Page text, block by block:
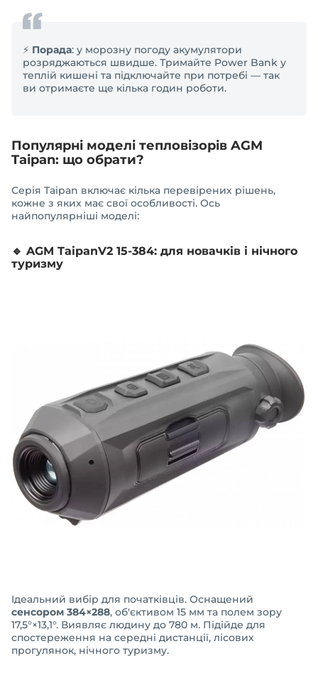
⚡ Порада: у морозну погоду акумулятори
розряджаються швидше. Тримайте Power Bank у
теплій кишені та підключайте при потребі — так
ви отримаєте ще кілька годин роботи.
Популярні моделі тепловізорів AGM
Taipan: що обрати?
Серія Taipan включає кілька перевірених рішень,
кожне з яких має свої особливості. Ось
найпопулярніші моделі:
🔹 AGM TaipanV2 15-384: для новачків і нічного
туризму
Ідеальний вибір для початківців. Оснащений
сенсором 384×288, об'єктивом 15 мм та полем зору
17,5°×13,1°. Виявляє людину до 780 м. Підійде для
спостереження на середні дистанції, лісових
прогулянок, нічного туризму.